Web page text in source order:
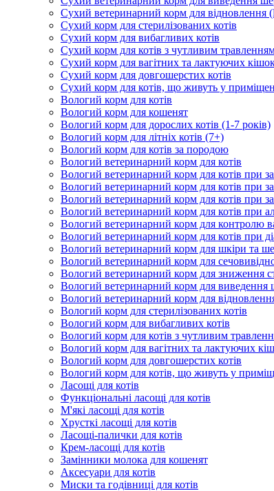
Сухий ветеринарний корм для відновлення
Сухий корм для стерилізованих котів
Сухий корм для вибагливих котів
Сухий корм для котів з чутливим
Сухий корм для вагітних та лактуючих
Сухий корм для довгошерстих котів
Сухий корм для котів, що живуть у
Вологий корм для котів
Вологий корм для кошенят
Вологий корм для дорослих котів (1-7 років)
Вологий корм для літніх котів (7+)
Вологий корм для котів за породою
Вологий ветеринарний корм для котів
Вологий ветеринарний корм для котів при
Вологий ветеринарний корм для котів при
Вологий ветеринарний корм для котів при
Вологий ветеринарний корм для котів при
Вологий ветеринарний корм для контролю
Вологий ветеринарний корм для котів при
Вологий ветеринарний корм для шкіри та
Вологий ветеринарний корм для
Вологий ветеринарний корм для зниження
Вологий ветеринарний корм для виведення
Вологий ветеринарний корм для
Вологий корм для стерилізованих котів
Вологий корм для вибагливих котів
Вологий корм для котів з чутливим
Вологий корм для вагітних та лактуючих
Вологий корм для довгошерстих котів
Вологий корм для котів, що живуть у
Ласощі для котів
Функціональні ласощі для котів
М'які ласощі для котів
Хрусткі ласощі для котів
Ласощі-палички для котів
Крем-ласощі для котів
Замінники молока для кошенят
Аксесуари для котів
Миски та годівниці для котів